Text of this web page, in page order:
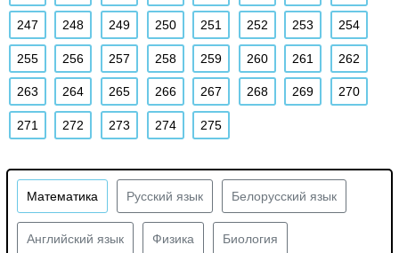
247 248 249 250 251 252 253 254
255 256 257 258 259 260 261 262
263 264 265 266 267 268 269 270
271 272 273 274 275
Математика Русский язык Белорусский язык
Английский язык Физика Биология